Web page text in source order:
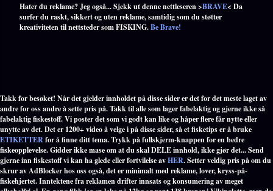
Hater du reklame? Jeg også... Sjekk ut denne nettleseren >BRAVE< Da
surfer du raskt, sikkert og uten reklame, samtidig som du støtter
kreativiteten til nettsteder som FISKING.Be Brave!
Takk for besøket! Når det gjelder innholdet på disse sider er det for det meste laget av
andre for oss andre å sette pris på. Takk til alle som lager fabelaktig og gjerne ikke så
fabelaktig fiskestoff. Vi poster det som vi godt kan like og håper flere får nytte eller
unytte av det. Det er 1200+ video å velge i på disse sider, så et fisketips er å bruke
ETIKETTERfor å finne ditt tema. Trykk på fullskjerm-knappen for en bedre
fiskeopplevelse. Gidder ikke mase om at du skal DELE innhold, ikke gjør det... Send
gjerne inn fiskestoff vi kan ha glede eller fortvilelse avHER. Setter veldig pris på om du
skrur av AdBlocker hos oss også, det er minimalt med reklame, lover, kryss-på-
fiskehjertet. Inntektene fra reklamen drifter innsats og konsumering av meget